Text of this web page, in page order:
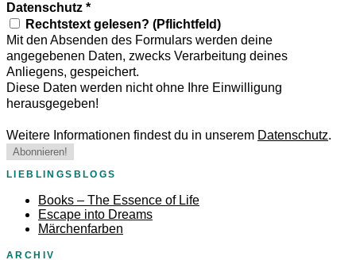
Datenschutz *
Rechtstext gelesen? (Pflichtfeld)
Mit den Absenden des Formulars werden deine
angegebenen Daten, zwecks Verarbeitung deines
Anliegens, gespeichert.
Diese Daten werden nicht ohne Ihre Einwilligung
herausgegeben!
Weitere Informationen findest du in unserem Datenschutz.
LIEBLINGSBLOGS
Books – The Essence of Life
Escape into Dreams
Märchenfarben
ARCHIV